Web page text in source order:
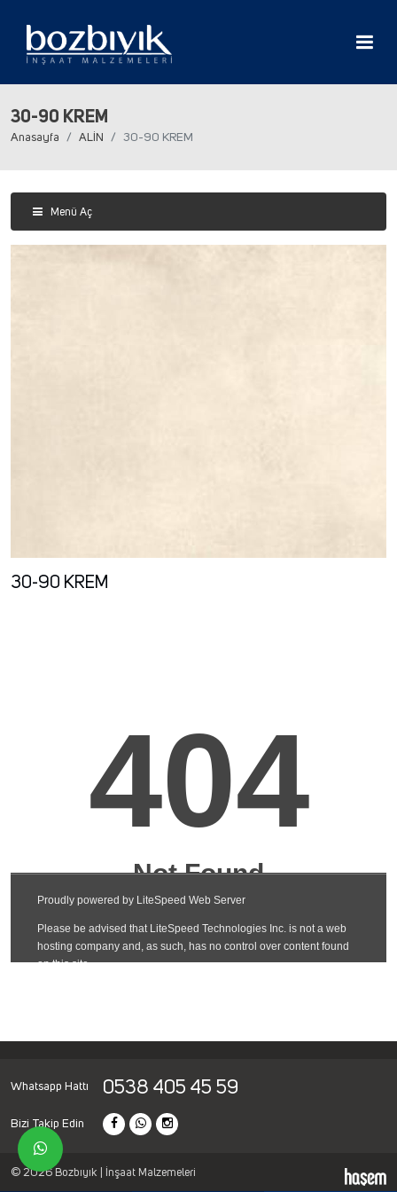
30-90 KREM
Anasayfa ALİN 30-90 KREM
Menü Aç
30-90 KREM
Whatsapp Hattı 0538 405 45 59
Bizi Takip Edin
© 2026 Bozbıyık | İnşaat Malzemeleri